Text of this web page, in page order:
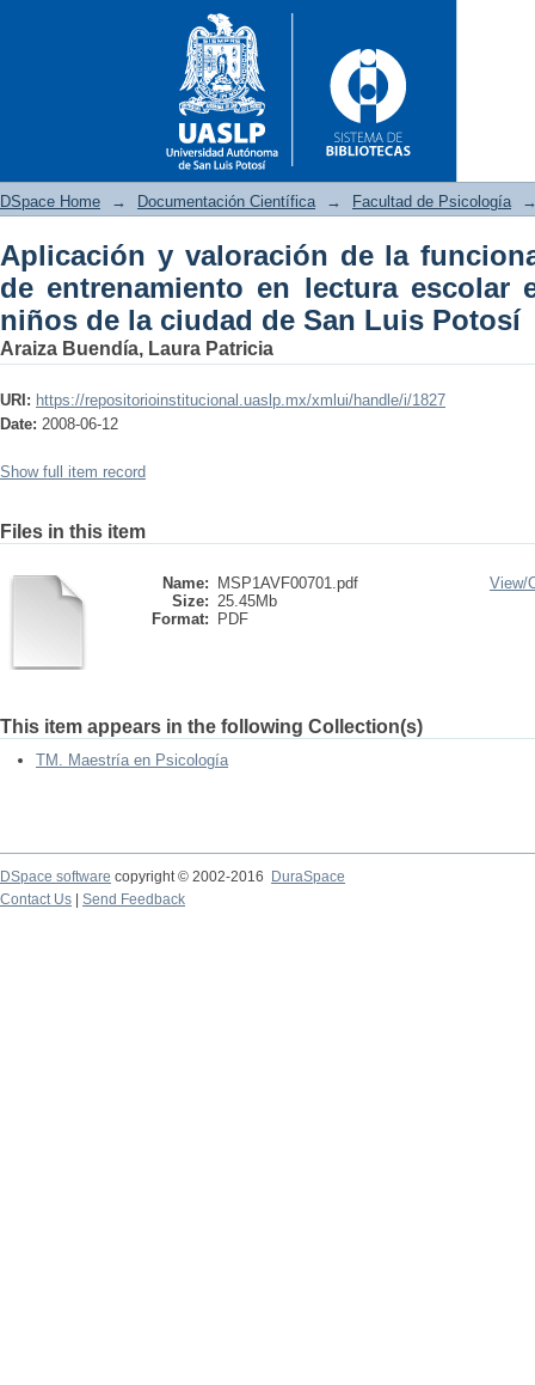
Aplicación y valoración de
lectura escolar ele, en un
DSpace Home → Documentación Científica → Facultad de Psicología
Aplicación y valoración de la
de entrenamiento en lectura escolar
niños de la ciudad de San Luis Potosí
Araiza Buendía, Laura Patricia
URI: https://repositorioinstitucional.uaslp.mx/xmlui/handle/i/1827
Date: 2008-06-12
Show full item record
Files in this item
Name:
MSP1AVF00701.pdf
Size: 25.45Mb
Format:
PDF
View/
This item appears in the following Collection(s)
TM. Maestría en Psicología
DSpace software copyright © 2002-2016
DuraSpace
Contact Us
Send Feedback